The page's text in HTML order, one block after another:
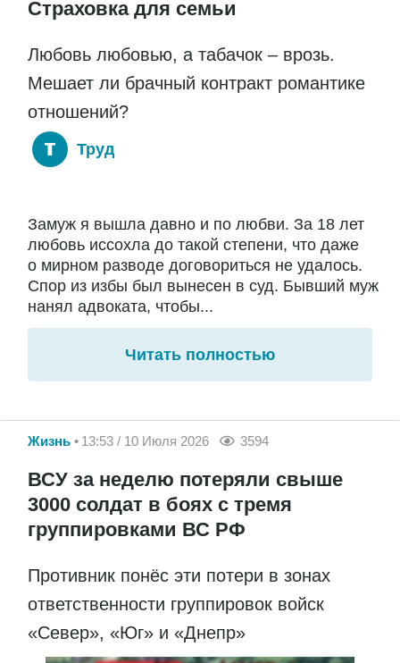
Страховка для семьи
Любовь любовью, а табачок – врозь.
Мешает ли брачный контракт романтике
отношений?
Труд
Замуж я вышла давно и по любви. За 18 лет
любовь иссохла до такой степени, что даже
о мирном разводе договориться не удалось.
Спор из избы был вынесен в суд. Бывший муж
нанял адвоката, чтобы...
Читать полностью
Жизнь 13:53 / 10 Июля 2026 3594
ВСУ за неделю потеряли свыше
3000 солдат в боях с тремя
группировками ВС РФ
Противник понёс эти потери в зонах
ответственности группировок войск
«Север», «Юг» и «Днепр»